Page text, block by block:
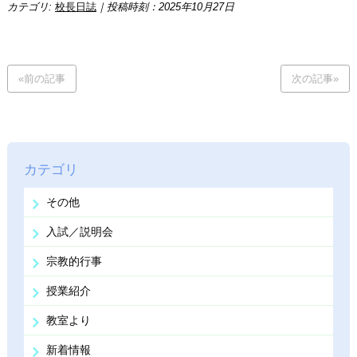
カテゴリ: 校長日誌｜投稿時刻：2025年10月27日
«前の記事 次の記事»
カテゴリ
その他
入試／説明会
宗教的行事
授業紹介
教室より
新着情報